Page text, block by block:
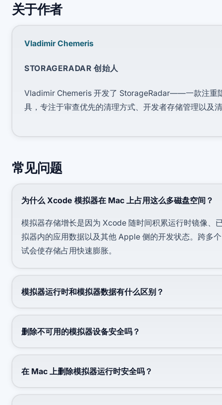
关于作者
Vladimir Chemeris
STORAGERADAR 创始人
Vladimir Chemeris 开发了 StorageRadar——一款注重
具，专注于审查优先的清理方式、开发者存储管理以及
常见问题
为什么 Xcode 模拟器在 Mac 上占用这么多磁盘空间？
模拟器存储增长是因为 Xcode 随时间积累运行时镜像、
拟器内的应用数据以及其他 Apple 侧的开发状态。跨多
试会使存储占用快速膨胀。
模拟器运行时和模拟器数据有什么区别？
删除不可用的模拟器设备安全吗？
在 Mac 上删除模拟器运行时安全吗？